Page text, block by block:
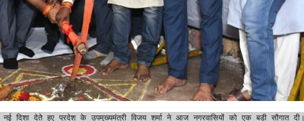
नई दिशा देते हुए प्रदेश के उपमुख्यमंत्री विजय शर्मा ने आज नगरवासियों को एक बड़ी सौगात दी।